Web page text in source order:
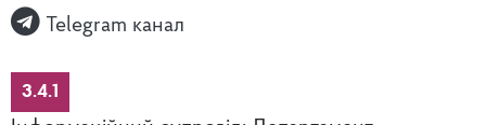
Telegram канал
3.4.1